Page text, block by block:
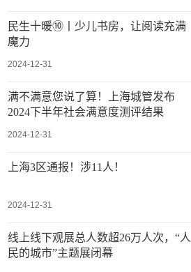
民生十暖⑩丨少儿书房，让阅读充满
魔力
2024-12-31
满不满意您说了算！上海城管发布
2024下半年社会满意度测评结果
2024-12-31
上海3区通报！涉11人！
2024-12-31
线上线下观展总人数超26万人次，“人
民的城市”主题展闭幕